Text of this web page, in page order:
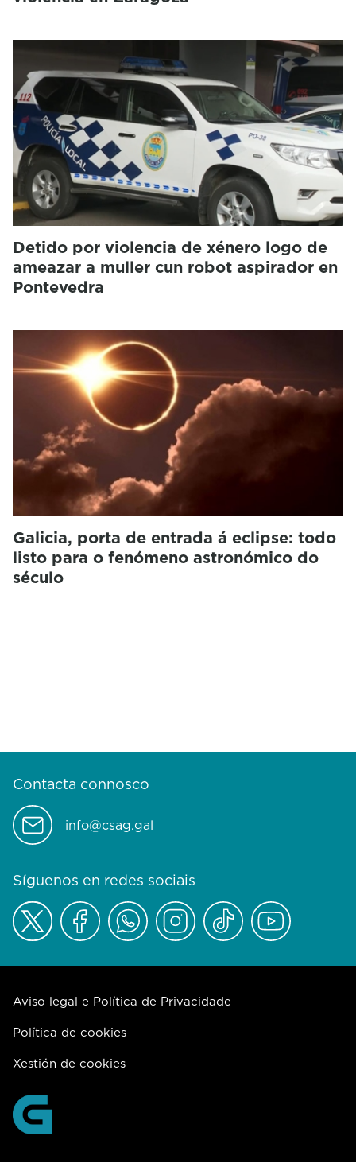
Detido por violencia de xénero logo de
ameazar a muller cun robot aspirador en
Pontevedra
Galicia, porta de entrada á eclipse: todo
listo para o fenómeno astronómico do
século
Contacta connosco
info@csag.gal
Síguenos en redes sociais
Aviso legal e Política de Privacidade
Política de cookies
Xestión de cookies